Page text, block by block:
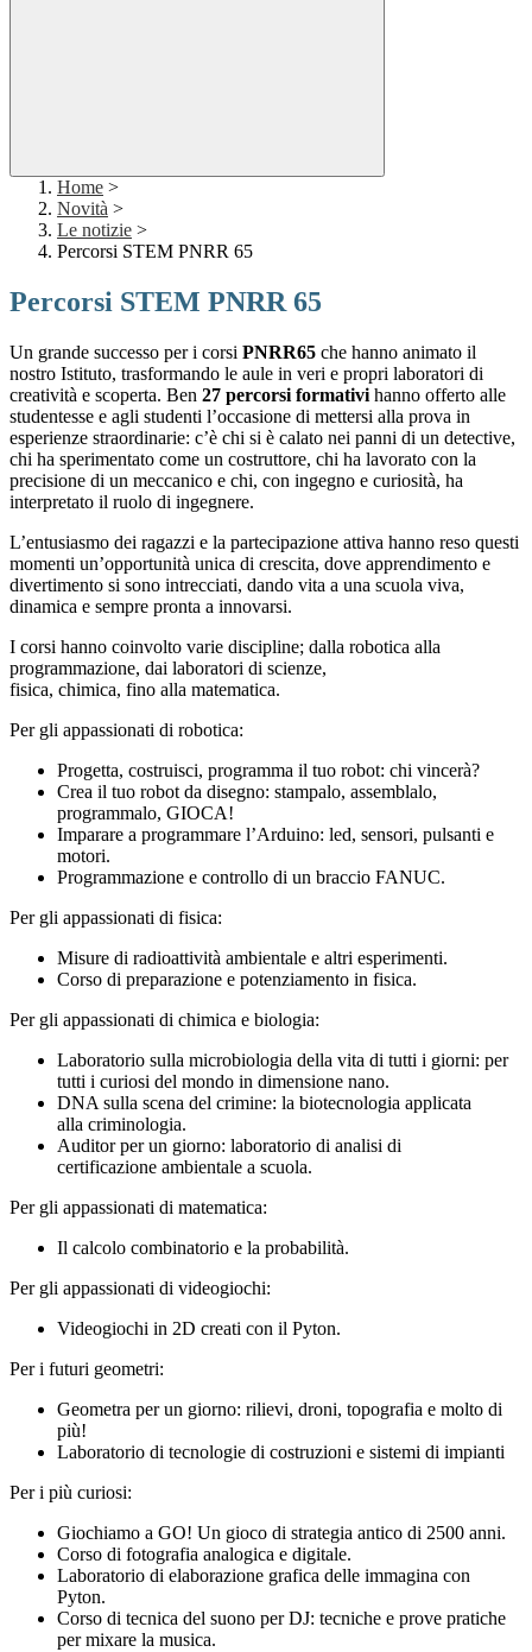
Home >
Novità >
Le notizie >
Percorsi STEM PNRR 65
Percorsi STEM PNRR 65
Un grande successo per i corsi PNRR65 che hanno animato il
nostro Istituto, trasformando le aule in veri e propri laboratori di
creatività e scoperta. Ben 27 percorsi formativi hanno offerto alle
studentesse e agli studenti l’occasione di mettersi alla prova in
esperienze straordinarie: c’è chi si è calato nei panni di un detective,
chi ha sperimentato come un costruttore, chi ha lavorato con la
precisione di un meccanico e chi, con ingegno e curiosità, ha
interpretato il ruolo di ingegnere.
L’entusiasmo dei ragazzi e la partecipazione attiva hanno reso questi
momenti un’opportunità unica di crescita, dove apprendimento e
divertimento si sono intrecciati, dando vita a una scuola viva,
dinamica e sempre pronta a innovarsi.
I corsi hanno coinvolto varie discipline; dalla robotica alla
programmazione, dai laboratori di scienze,
fisica, chimica, fino alla matematica.
Per gli appassionati di robotica:
Progetta, costruisci, programma il tuo robot: chi vincerà?
Crea il tuo robot da disegno: stampalo, assemblalo,
programmalo, GIOCA!
Imparare a programmare l’Arduino: led, sensori, pulsanti e
motori.
Programmazione e controllo di un braccio FANUC.
Per gli appassionati di fisica:
Misure di radioattività ambientale e altri esperimenti.
Corso di preparazione e potenziamento in fisica.
Per gli appassionati di chimica e biologia:
Laboratorio sulla microbiologia della vita di tutti i giorni: per
tutti i curiosi del mondo in dimensione nano.
DNA sulla scena del crimine: la biotecnologia applicata
alla criminologia.
Auditor per un giorno: laboratorio di analisi di
certificazione ambientale a scuola.
Per gli appassionati di matematica:
Il calcolo combinatorio e la probabilità.
Per gli appassionati di videogiochi:
Videogiochi in 2D creati con il Pyton.
Per i futuri geometri:
Geometra per un giorno: rilievi, droni, topografia e molto di
più!
Laboratorio di tecnologie di costruzioni e sistemi di impianti
Per i più curiosi:
Giochiamo a GO! Un gioco di strategia antico di 2500 anni.
Corso di fotografia analogica e digitale.
Laboratorio di elaborazione grafica delle immagina con
Pyton.
Corso di tecnica del suono per DJ: tecniche e prove pratiche
per mixare la musica.